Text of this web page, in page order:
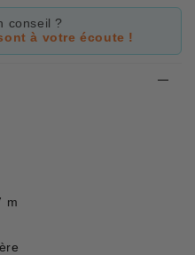
conseil ?
à votre écoute !
m